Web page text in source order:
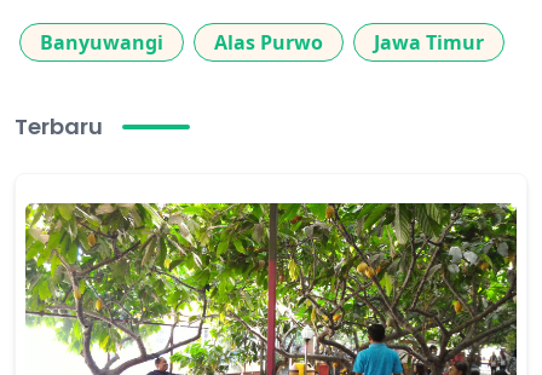
Banyuwangi Alas Purwo Jawa Timur
Terbaru